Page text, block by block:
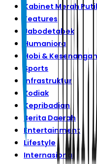
Kabinet Merah
Features
Jabodetabek
Humaniora
Hobi & Kesenangan
Sports
Infrastruktur
Zodiak
Kepribadian
Berita Daerah
Entertainment
Lifestyle
Internasional